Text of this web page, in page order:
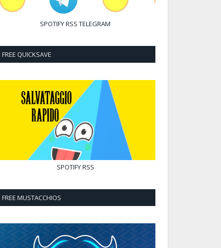
SPOTIFYRSS TELEGRAM
FREE QUICKSAVE
SPOTIFYRSS
FREE MUSTACCHIOS